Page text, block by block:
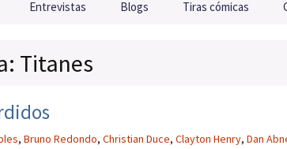
Entrevistas Blogs Tiras cómicas
Titanes
, Bruno Redondo, Christian Duce, Clayton Henry, Dan